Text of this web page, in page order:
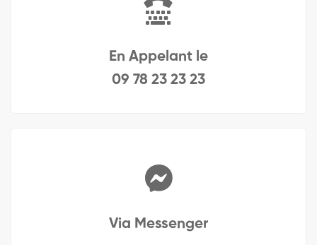
En Appelant le
09 78 23 23 23
Via Messenger